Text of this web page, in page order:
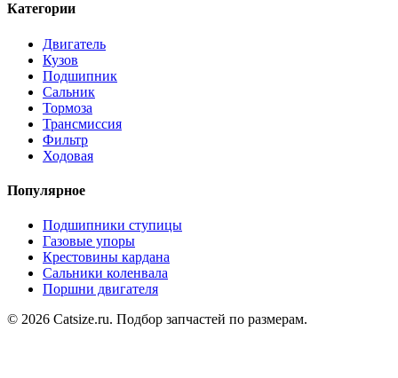
Категории
Двигатель
Кузов
Подшипник
Сальник
Тормоза
Трансмиссия
Фильтр
Ходовая
Популярное
Подшипники ступицы
Газовые упоры
Крестовины кардана
Сальники коленвала
Поршни двигателя
© 2026 Catsize.ru. Подбор запчастей по размерам.